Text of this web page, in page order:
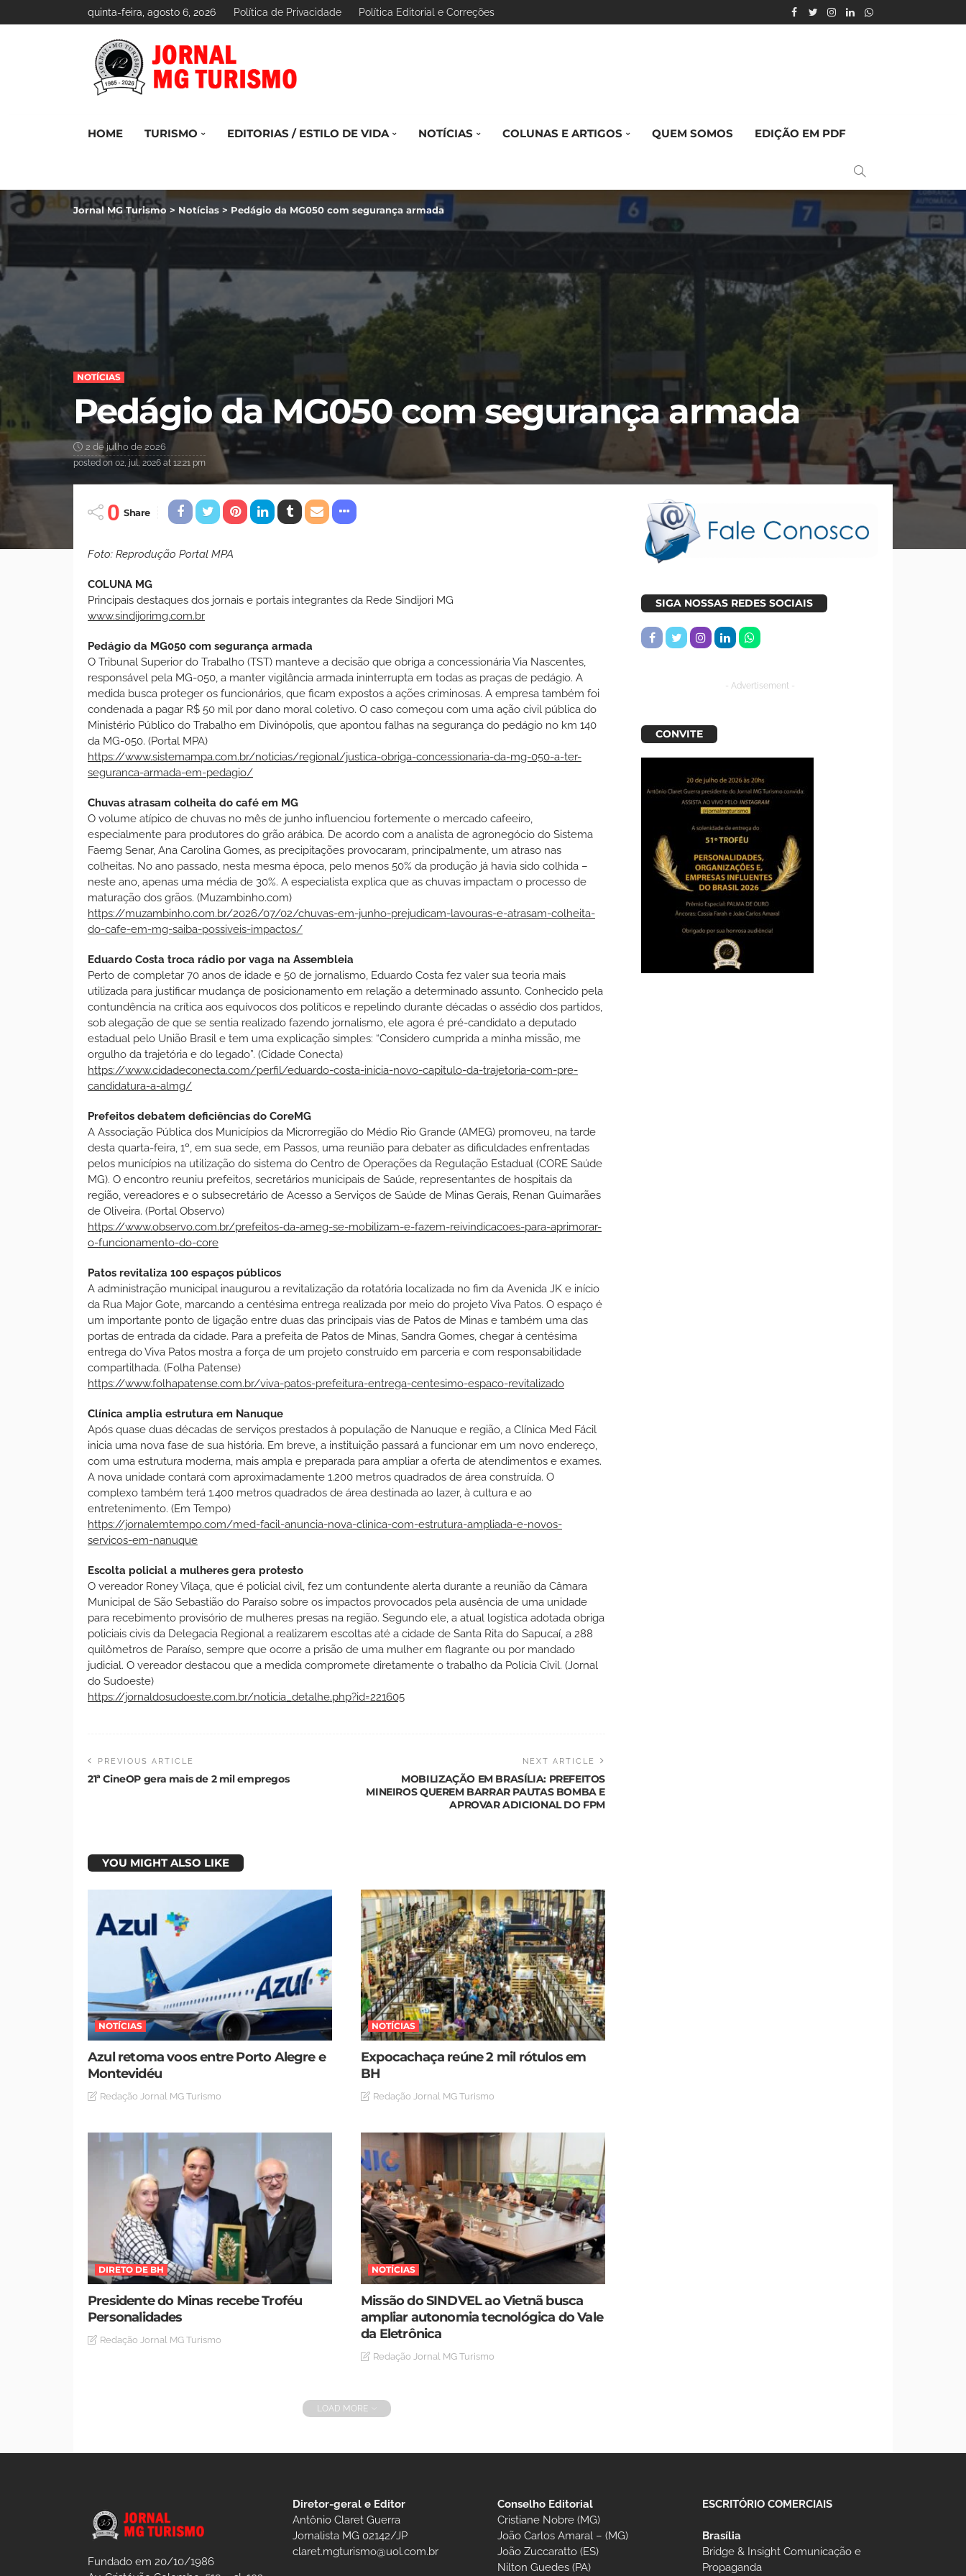
quinta-feira, agosto 6, 2026 Política de Privacidade Política Editorial e Correções
HOME TURISMO EDITORIAS / ESTILO DE VIDA NOTÍCIAS COLUNAS E ARTIGOS QUEM SOMOS EDIÇÃO EM PDF
Jornal MG Turismo > Notícias > Pedágio da MG050 com segurança armada
NOTÍCIAS
Pedágio da MG050 com segurança armada
2 de julho de 2026
posted on 02, jul, 2026 at 12:21 pm
0 Share
Foto: Reprodução Portal MPA
COLUNA MG
Principais destaques dos jornais e portais integrantes da Rede Sindijori MG
www.sindijorimg.com.br
Pedágio da MG050 com segurança armada
O Tribunal Superior do Trabalho (TST) manteve a decisão que obriga a concessionária Via Nascentes,
responsável pela MG-050, a manter vigilância armada ininterrupta em todas as praças de pedágio. A
medida busca proteger os funcionários, que ficam expostos a ações criminosas. A empresa também foi
condenada a pagar R$ 50 mil por dano moral coletivo. O caso começou com uma ação civil pública do
Ministério Público do Trabalho em Divinópolis, que apontou falhas na segurança do pedágio no km 140
da MG-050. (Portal MPA)
https://www.sistemampa.com.br/noticias/regional/justica-obriga-concessionaria-da-mg-050-a-ter-
seguranca-armada-em-pedagio/
Chuvas atrasam colheita do café em MG
O volume atípico de chuvas no mês de junho influenciou fortemente o mercado cafeeiro,
especialmente para produtores do grão arábica. De acordo com a analista de agronegócio do Sistema
Faemg Senar, Ana Carolina Gomes, as precipitações provocaram, principalmente, um atraso nas
colheitas. No ano passado, nesta mesma época, pelo menos 50% da produção já havia sido colhida –
neste ano, apenas uma média de 30%. A especialista explica que as chuvas impactam o processo de
maturação dos grãos. (Muzambinho.com)
https://muzambinho.com.br/2026/07/02/chuvas-em-junho-prejudicam-lavouras-e-atrasam-colheita-
do-cafe-em-mg-saiba-possiveis-impactos/
Eduardo Costa troca rádio por vaga na Assembleia
Perto de completar 70 anos de idade e 50 de jornalismo, Eduardo Costa fez valer sua teoria mais
utilizada para justificar mudança de posicionamento em relação a determinado assunto. Conhecido pela
contundência na crítica aos equívocos dos políticos e repelindo durante décadas o assédio dos partidos,
sob alegação de que se sentia realizado fazendo jornalismo, ele agora é pré-candidato a deputado
estadual pelo União Brasil e tem uma explicação simples: “Considero cumprida a minha missão, me
orgulho da trajetória e do legado”. (Cidade Conecta)
https://www.cidadeconecta.com/perfil/eduardo-costa-inicia-novo-capitulo-da-trajetoria-com-pre-
candidatura-a-almg/
Prefeitos debatem deficiências do CoreMG
A Associação Pública dos Municípios da Microrregião do Médio Rio Grande (AMEG) promoveu, na tarde
desta quarta-feira, 1º, em sua sede, em Passos, uma reunião para debater as dificuldades enfrentadas
pelos municípios na utilização do sistema do Centro de Operações da Regulação Estadual (CORE Saúde
MG). O encontro reuniu prefeitos, secretários municipais de Saúde, representantes de hospitais da
região, vereadores e o subsecretário de Acesso a Serviços de Saúde de Minas Gerais, Renan Guimarães
de Oliveira. (Portal Observo)
https://www.observo.com.br/prefeitos-da-ameg-se-mobilizam-e-fazem-reivindicacoes-para-aprimorar-
o-funcionamento-do-core
Patos revitaliza 100 espaços públicos
A administração municipal inaugurou a revitalização da rotatória localizada no fim da Avenida JK e início
da Rua Major Gote, marcando a centésima entrega realizada por meio do projeto Viva Patos. O espaço é
um importante ponto de ligação entre duas das principais vias de Patos de Minas e também uma das
portas de entrada da cidade. Para a prefeita de Patos de Minas, Sandra Gomes, chegar à centésima
entrega do Viva Patos mostra a força de um projeto construído em parceria e com responsabilidade
compartilhada. (Folha Patense)
https://www.folhapatense.com.br/viva-patos-prefeitura-entrega-centesimo-espaco-revitalizado
Clínica amplia estrutura em Nanuque
Após quase duas décadas de serviços prestados à população de Nanuque e região, a Clínica Med Fácil
inicia uma nova fase de sua história. Em breve, a instituição passará a funcionar em um novo endereço,
com uma estrutura moderna, mais ampla e preparada para ampliar a oferta de atendimentos e exames.
A nova unidade contará com aproximadamente 1.200 metros quadrados de área construída. O
complexo também terá 1.400 metros quadrados de área destinada ao lazer, à cultura e ao
entretenimento. (Em Tempo)
https://jornalemtempo.com/med-facil-anuncia-nova-clinica-com-estrutura-ampliada-e-novos-
servicos-em-nanuque
Escolta policial a mulheres gera protesto
O vereador Roney Vilaça, que é policial civil, fez um contundente alerta durante a reunião da Câmara
Municipal de São Sebastião do Paraíso sobre os impactos provocados pela ausência de uma unidade
para recebimento provisório de mulheres presas na região. Segundo ele, a atual logística adotada obriga
policiais civis da Delegacia Regional a realizarem escoltas até a cidade de Santa Rita do Sapucaí, a 288
quilômetros de Paraíso, sempre que ocorre a prisão de uma mulher em flagrante ou por mandado
judicial. O vereador destacou que a medida compromete diretamente o trabalho da Polícia Civil. (Jornal
do Sudoeste)
https://jornaldosudoeste.com.br/noticia_detalhe.php?id=221605
PREVIOUS ARTICLE
21ª CineOP gera mais de 2 mil empregos
NEXT ARTICLE
MOBILIZAÇÃO EM BRASÍLIA: PREFEITOS
MINEIROS QUEREM BARRAR PAUTAS BOMBA E
APROVAR ADICIONAL DO FPM
YOU MIGHT ALSO LIKE
NOTÍCIAS
Azul retoma voos entre Porto Alegre e
Montevidéu
Redação Jornal MG Turismo
NOTÍCIAS
Expocachaça reúne 2 mil rótulos em
BH
Redação Jornal MG Turismo
DIRETO DE BH
Presidente do Minas recebe Troféu
Personalidades
Redação Jornal MG Turismo
NOTÍCIAS
Missão do SINDVEL ao Vietnã busca
ampliar autonomia tecnológica do Vale
da Eletrônica
Redação Jornal MG Turismo
LOAD MORE
SIGA NOSSAS REDES SOCIAIS
- Advertisement -
CONVITE
Fundado em 20/10/1986
Diretor-geral e Editor
Antônio Claret Guerra
Jornalista MG 02142/JP
claret.mgturismo@uol.com.br
Conselho Editorial
Cristiane Nobre (MG)
João Carlos Amaral – (MG)
João Zuccaratto (ES)
Nilton Guedes (PA)
ESCRITÓRIO COMERCIAIS
Brasília
Bridge & Insight Comunicação e
Propaganda